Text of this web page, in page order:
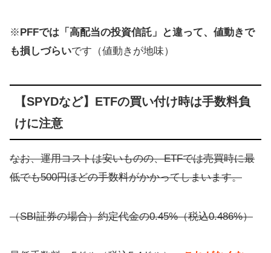
※ PFFでは「高配当の投資信託」と違って、値動きで
も損しづらいです（値動きが地味）
【SPYDなど】ETFの買い付け時は手数料負
けに注意
なお、運用コストは安いものの、ETFでは売買時に最
低でも500円ほどの手数料がかかってしまいます。
（SBI証券の場合）約定代金の0.45%（税込0.486%）